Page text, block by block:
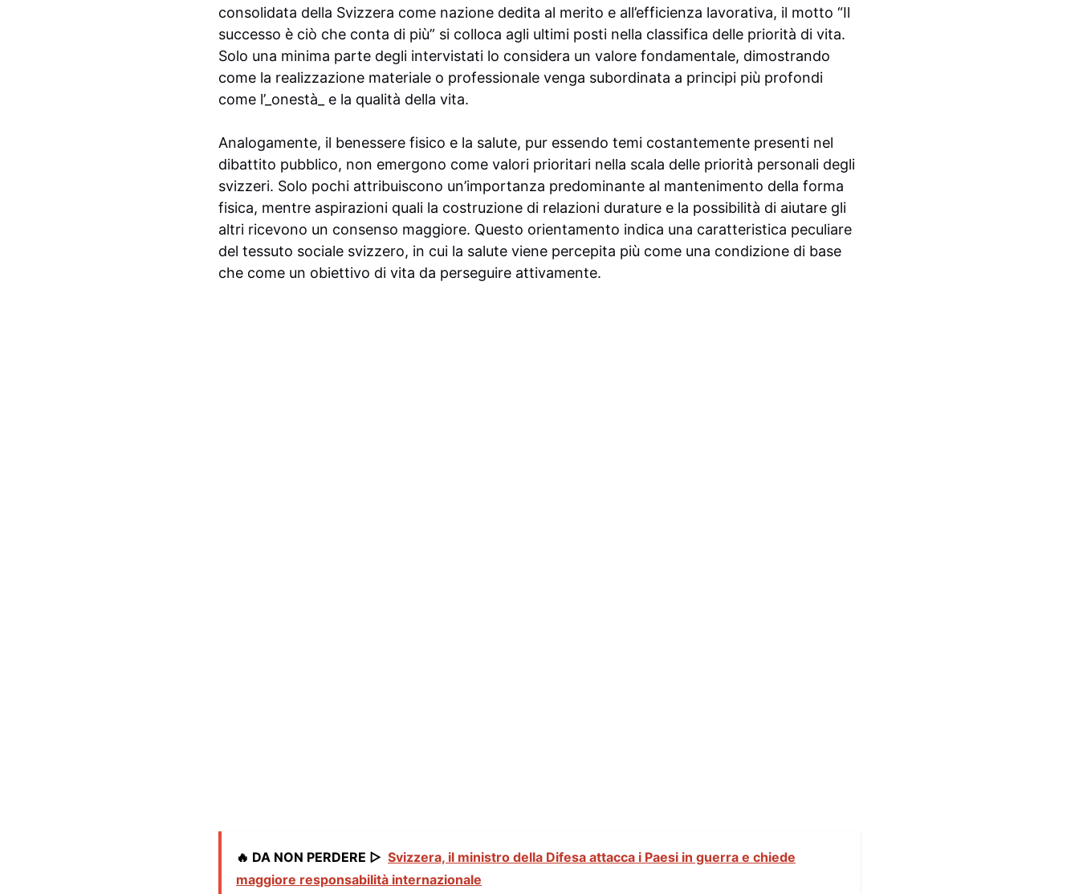
consolidata della Svizzera come nazione dedita al merito e all’efficienza lavorativa, il motto “Il
successo è ciò che conta di più” si colloca agli ultimi posti nella classifica delle priorità di vita.
Solo una minima parte degli intervistati lo considera un valore fondamentale, dimostrando
come la realizzazione materiale o professionale venga subordinata a principi più profondi
come l’_onestà_ e la qualità della vita.
Analogamente, il benessere fisico e la salute, pur essendo temi costantemente presenti nel
dibattito pubblico, non emergono come valori prioritari nella scala delle priorità personali degli
svizzeri. Solo pochi attribuiscono un’importanza predominante al mantenimento della forma
fisica, mentre aspirazioni quali la costruzione di relazioni durature e la possibilità di aiutare gli
altri ricevono un consenso maggiore. Questo orientamento indica una caratteristica peculiare
del tessuto sociale svizzero, in cui la salute viene percepita più come una condizione di base
che come un obiettivo di vita da perseguire attivamente.
🔥 DA NON PERDERE ▷ Svizzera, il ministro della Difesa attacca i Paesi in guerra e chiede
maggiore responsabilità internazionale